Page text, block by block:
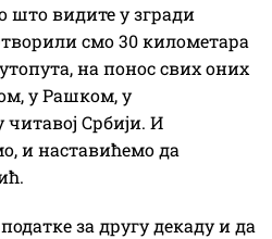
што видите у згради
смо 30 километара
на понос свих оних
у Рашком, у
Србији. И
и наставићемо да
за другу декаду и да